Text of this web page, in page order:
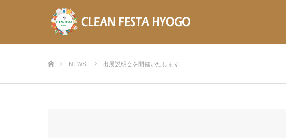
NEWS 出展説明会を開催いたします